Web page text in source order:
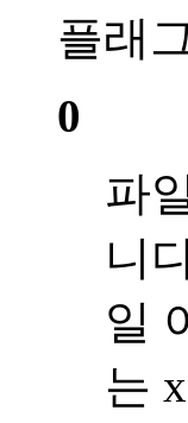
플래
0
파
니
일
는